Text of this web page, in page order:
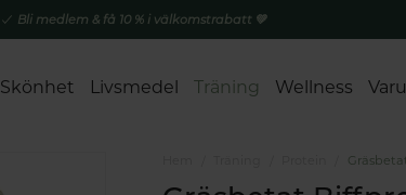
Bli medlem & få 10 % i välkomstrabatt 💚
Skönhet Livsmedel Träning Wellness